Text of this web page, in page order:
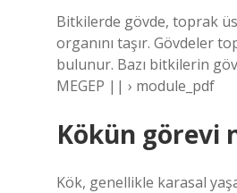
Bitkilerde gövde, toprak
organını taşır. Gövdeler
bulunur. Bazı bitkilerin
MEGEP || › module_pdf
Kökün görevi
Kök, genellikle karasal